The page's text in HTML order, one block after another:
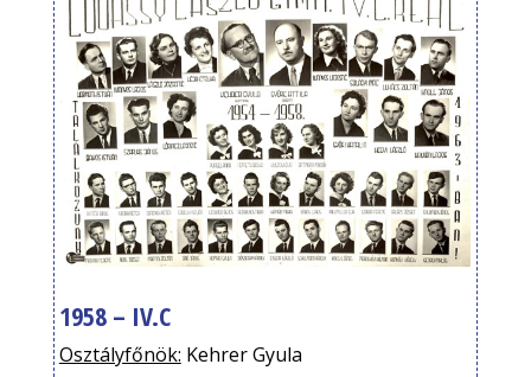
1958 – IV.C
Osztályfőnök: Kehrer Gyula